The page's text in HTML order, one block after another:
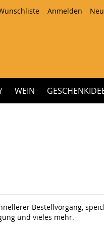
Anmelden
WEIN
Bestellvorgang,
und vieles mehr.